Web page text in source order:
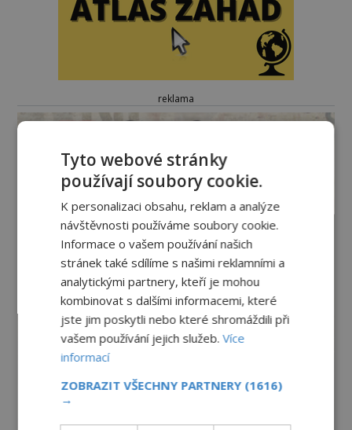
reklama
Tyto webové stránky
používají soubory cookie.
K personalizaci obsahu, reklam a analýze
návštěvnosti používáme soubory cookie.
Informace o vašem používání našich
stránek také sdílíme s našimi reklamními a
analytickými partnery, kteří je mohou
kombinovat s dalšími informacemi, které
jste jim poskytli nebo které shromáždili při
vašem používání jejich služeb.Více
informací
ZOBRAZIT VŠECHNY PARTNERY (1616)
→